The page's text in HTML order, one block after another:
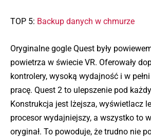
TOP 5: Backup danych w chmurze
Oryginalne gogle Quest były
powietrza w świecie VR. Oferowały
kontrolery, wysoką wydajność i w
pracę. Quest 2 to ulepszenie pod
Konstrukcja jest lżejsza, wyświetlacz
procesor wydajniejszy, a wszystko to
oryginał. To powoduje, że trudno nie